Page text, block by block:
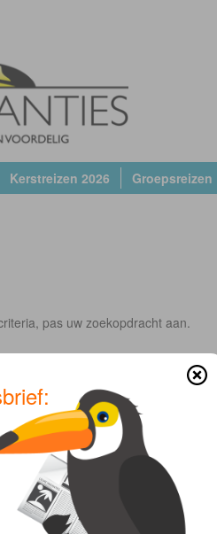
Kerstreizen 2026 Groepsreizen
pas uw zoekopdracht aan.